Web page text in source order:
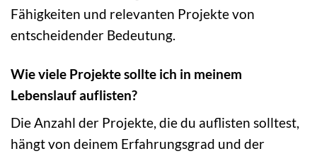
Fähigkeiten und relevanten Projekte von
entscheidender Bedeutung.
Wie viele Projekte sollte ich in meinem
Lebenslauf auflisten?
Die Anzahl der Projekte, die du auflisten solltest,
hängt von deinem Erfahrungsgrad und der